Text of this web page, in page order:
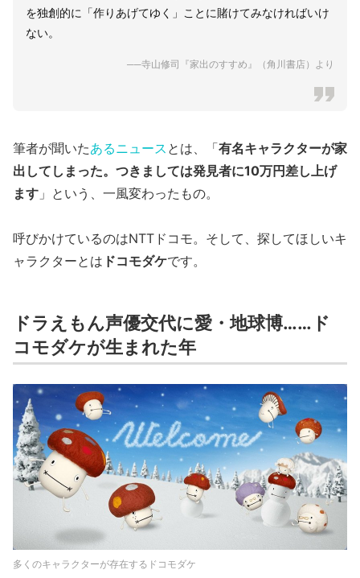
を独創的に「作りあげてゆく」ことに賭けてみなければいけ
ない。
──寺山修司『家出のすすめ』（角川書店）より
筆者が聞いたあるニュース とは、「有名キャラクターが家
出してしまった。つきましては発見者に10万円差し上げ
ます 」という、一風変わったもの。
呼びかけているのはNTTドコモ。そして、探してほしいキ
ャラクターとは ドコモダケです。
ドラえもん声優交代に愛・地球博……ド
コモダケが生まれた年
多くのキャラクターが存在するドコモダケ